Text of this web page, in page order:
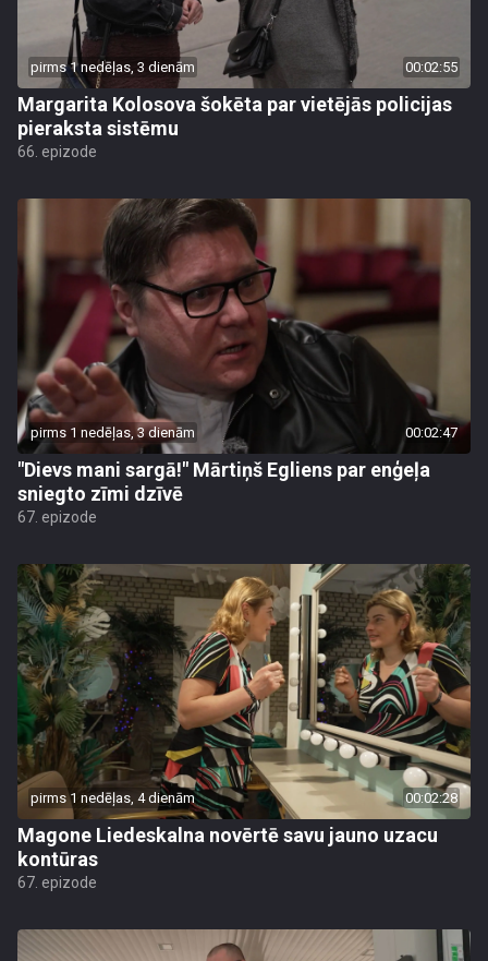
pirms 1 nedēļas, 3 dienām 00:02:55
Margarita Kolosova šokēta par vietējās policijas
pieraksta sistēmu
66. epizode
pirms 1 nedēļas, 3 dienām 00:02:47
"Dievs mani sargā!" Mārtiņš Egliens par enģeļa
sniegto zīmi dzīvē
67. epizode
pirms 1 nedēļas, 4 dienām 00:02:28
Magone Liedeskalna novērtē savu jauno uzacu
kontūras
67. epizode